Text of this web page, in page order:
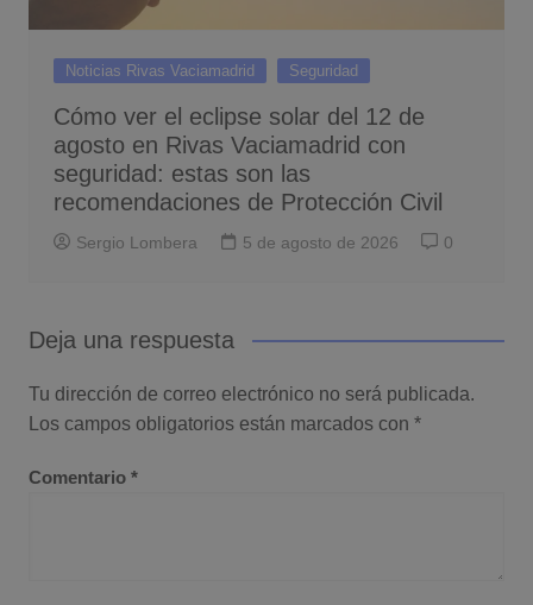
Noticias Rivas Vaciamadrid Seguridad
Cómo ver el eclipse solar del 12 de
agosto en Rivas Vaciamadrid con
seguridad: estas son las
recomendaciones de Protección Civil
Sergio Lombera 5 de agosto de 2026 0
Deja una respuesta
Tu dirección de correo electrónico no será publicada.
Los campos obligatorios están marcados con *
Comentario *